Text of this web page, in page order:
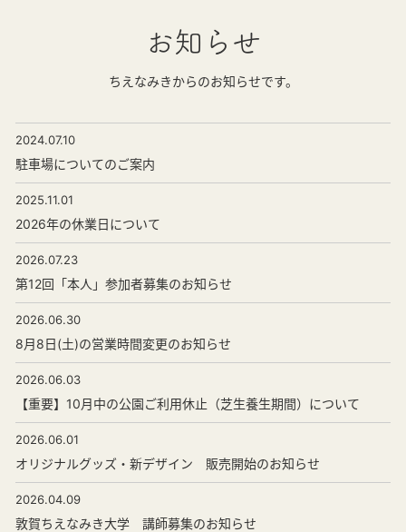
お知らせ
ちえなみきからのお知らせです。
2024.07.10
駐車場についてのご案内
2025.11.01
2026年の休業日について
2026.07.23
第12回「本人」参加者募集のお知らせ
2026.06.30
8月8日(土)の営業時間変更のお知らせ
2026.06.03
【重要】10月中の公園ご利用休止（芝生養生期間）について
2026.06.01
オリジナルグッズ・新デザイン 販売開始のお知らせ
2026.04.09
敦賀ちえなみき大学 講師募集のお知らせ